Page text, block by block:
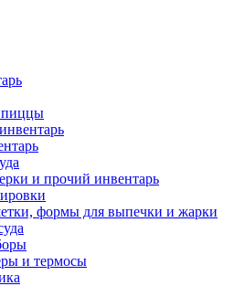
пиццы
и прочий инвентарь
формы для выпечки и жарки
и термосы